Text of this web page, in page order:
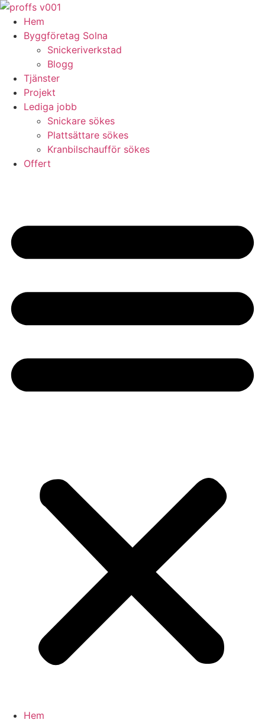
Skip
content
Hem
Byggföretag Solna
Snickeriverkstad
Blogg
Tjänster
Projekt
Lediga jobb
Snickare sökes
Plattsättare sökes
Kranbilschaufför sökes
Offert
Hem